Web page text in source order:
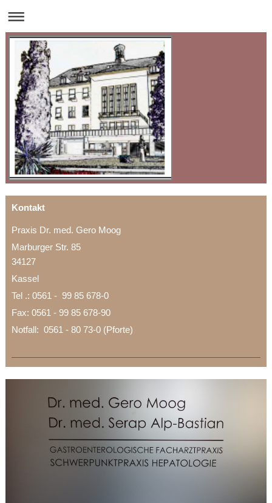
Kontakt
Praxis Dr. med. Gero Moog
Marburger Str. 85
34127
Kassel
Tel .: 0561 - 99 85 678-0
Fax: 0561 - 99 85 678-90
Notfall: 0561 - 80 73-0 (Pforte)